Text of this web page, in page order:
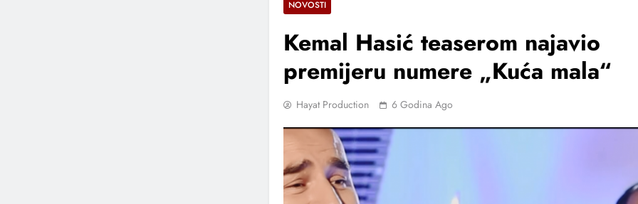
NOVOSTI
Kemal Hasić teaserom najavio
premijeru numere „Kuća mala“
Hayat Production 6 Godina Ago